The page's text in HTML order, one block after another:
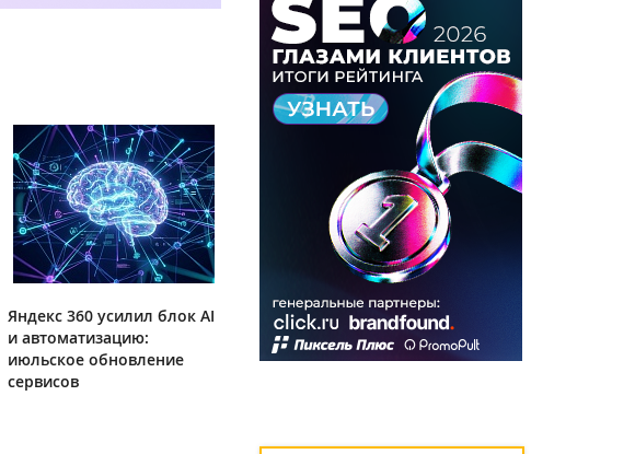
Яндекс 360 усилил блок AI
и автоматизацию:
июльское обновление
сервисов